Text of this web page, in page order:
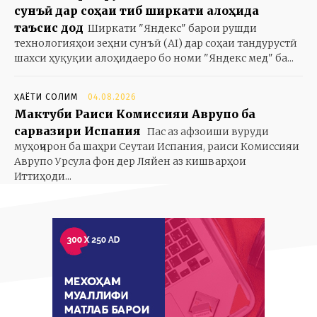
сунъӣ дар соҳаи тиб ширкати алоҳида
таъсис дод Ширкати "Яндекс" барои рушди
технологияҳои зеҳни сунъӣ (AI) дар соҳаи тандурустӣ
шахси ҳуқуқии алоҳидаеро бо номи "Яндекс мед" ба...
ҲАЁТИ СОЛИМ 04.08.2026
Мактуби Раиси Комиссияи Аврупо ба
сарвазири Испания Пас аз афзоиши вуруди
муҳоҷирон ба шаҳри Сеутаи Испания, раиси Комиссияи
Аврупо Урсула фон дер Ляйен аз кишварҳои
Иттиҳоди...